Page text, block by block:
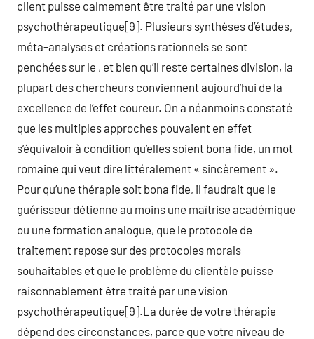
client puisse calmement être traité par une vision
psychothérapeutique[9]. Plusieurs synthèses d’études,
méta-analyses et créations rationnels se sont
penchées sur le , et bien qu’il reste certaines division, la
plupart des chercheurs conviennent aujourd’hui de la
excellence de l’effet coureur. On a néanmoins constaté
que les multiples approches pouvaient en effet
s’équivaloir à condition qu’elles soient bona fide, un mot
romaine qui veut dire littéralement « sincèrement ».
Pour qu’une thérapie soit bona fide, il faudrait que le
guérisseur détienne au moins une maîtrise académique
ou une formation analogue, que le protocole de
traitement repose sur des protocoles morals
souhaitables et que le problème du clientèle puisse
raisonnablement être traité par une vision
psychothérapeutique[9].La durée de votre thérapie
dépend des circonstances, parce que votre niveau de